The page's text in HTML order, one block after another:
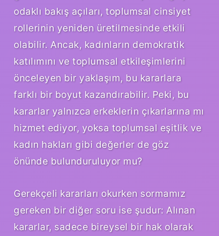
odaklı bakış açıları, toplumsal cinsiyet
rollerinin yeniden üretilmesinde etkili
olabilir. Ancak, kadınların demokratik
katılımını ve toplumsal etkileşimlerini
önceleyen bir yaklaşım, bu kararlara
farklı bir boyut kazandırabilir. Peki, bu
kararlar yalnızca erkeklerin çıkarlarına mı
hizmet ediyor, yoksa toplumsal eşitlik ve
kadın hakları gibi değerler de göz
önünde bulunduruluyor mu?
Gerekçeli kararları okurken sormamız
gereken bir diğer soru ise şudur: Alınan
kararlar, sadece bireysel bir hak olarak